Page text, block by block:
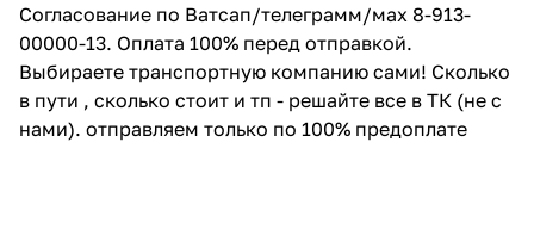
Согласование по Ватсап/телеграмм/мах 8-913-
00000-13. Оплата 100% перед отправкой.
Выбираете транспортную компанию сами! Сколько
в пути , сколько стоит и тп - решайте все в ТК (не с
нами). отправляем только по 100% предоплате